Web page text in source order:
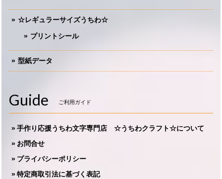
☆レギュラーサイズうちわ☆
プリントシール
型紙データ
Guide ご利用ガイド
手作り応援うちわ文字専門店 ☆うちわクラフト☆について
お問合せ
プライバシーポリシー
特定商取引法に基づく表記